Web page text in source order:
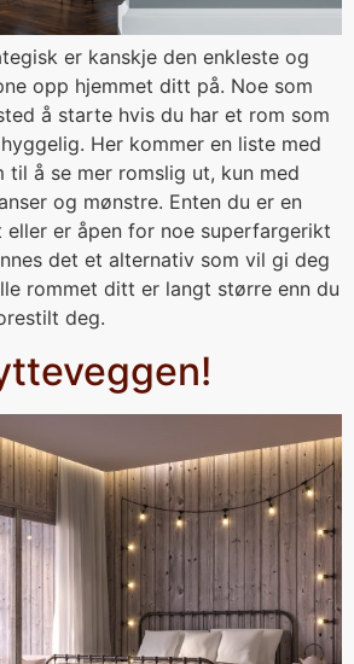
er kanskje den enkleste og
opp hjemmet ditt på. Noe som
å starte hvis du har et rom som
Her kommer en liste med
å se mer romslig ut, kun med
og mønstre. Enten du er en
eller er åpen for noe superfargerikt
det et alternativ som vil gi deg
rommet ditt er langt større enn du
deg.